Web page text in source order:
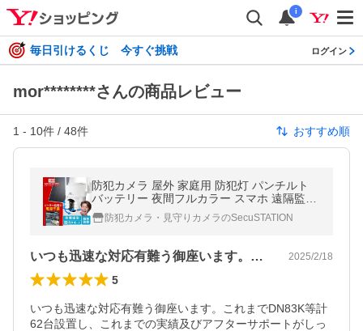
i
毎日引けるくじ 今すぐ挑戦 ログイン
mor********さんの商品レビュー
1 - 10件 / 48件 おすすめ順
防犯カメラ 屋外 家庭用 防犯灯 パンチルト
バッテリー 夜間フルカラー スマホ 遠隔監視
WiFi 充電式 セキュガードDソーラー DM44
防犯カメラ・見守りカメラのSecuSTATION
いつも迅速な対応有難う御座います。これ… 2025/2/18
5
いつも迅速な対応有難う御座います。これまでDN83K等計
62台設置し、これまでの実績及びアフターサポートがしっ